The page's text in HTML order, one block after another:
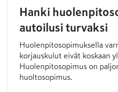
Hanki
autoilusi turvaksi
Huolenpitosopimuksella
korjauskulut eivät koskaan
Huolenpitosopimus on
huoltosopimus.